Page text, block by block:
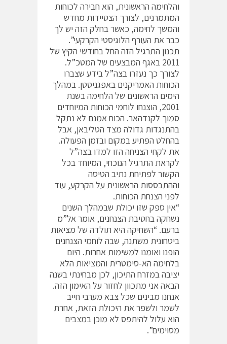
והלחימה הראשונית, הוא חבירה לכוחות
המתמרנים, לצורך הצטיידות מחדש
והמשך לחימה, כאשר בחלק הזה יש לך
כבר את העורף הלוגיסטי הקרקעי”.
תכנון התרגיל הזה החל בחודשי הקיץ של
2011 באגף המבצעים של המטכ”ל.
לצורך כך נעזרו בצה”ל בידע שצברו
הכוחות האמריקנים באפגניסטן. במהלך
הימים הראשונים של הלחימה בשנת
2001, הוצנחו לוחמי הכוחות המיוחדים
סמוך לקנדהאר. הכוח אמנם לא נתקל
בהתנגדות גדולה מצד הטליבאן, אבל
בהחלט הפתיע במקום ובזמן הפעולה.
את לקחי הצניחה הזו למדו בצה”ל
לקראת התרגיל הנוכחי, המיוחד בכל
הקשור לפתיחת נתיב הטיסה
וההתבססות הראשונית על הקרקע, עוד
לפני הצנחת הכוחות.
“אין ספק שזו יכולת שבמהלך השנים
נשחקה בחטיבת הצנחנים, אומר אל”מ
ברעם. “השחיקה היא תולדה של מציאות
ביטחונית משתנה, שבה לוחמי הצנחנים
הופנו ואומנו למשימות אחרות. היום
בלחימה הא-סימטרית והמציאות הלא
יציבה במזרח התיכון, לכן מבחינתי בשנה
הבאה אני מתכוון לחזור על האימון הזה.
אנחנו מבינים שכל צבא מערבי חייב
לשמר ולשפר את היכולת הזאת, אחרת
הוא עלול להיתפס לא מוכן במצבים
מסוימים”.